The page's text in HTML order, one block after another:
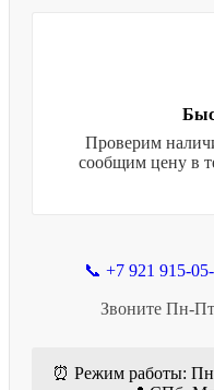
Проверим
сообщим цену в
📞 +7 921 915-
Звоните Пн-Пт
⏰ Режим работы: